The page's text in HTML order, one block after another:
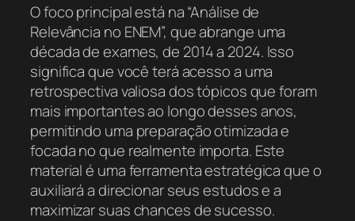
O foco principal está na “Análise de
Relevância no ENEM”, que abrange uma
década de exames, de 2014 a 2024. Isso
significa que você terá acesso a uma
retrospectiva valiosa dos tópicos que foram
mais importantes ao longo desses anos,
permitindo uma preparação otimizada e
focada no que realmente importa. Este
material é uma ferramenta estratégica que o
auxiliará a direcionar seus estudos e a
maximizar suas chances de sucesso.